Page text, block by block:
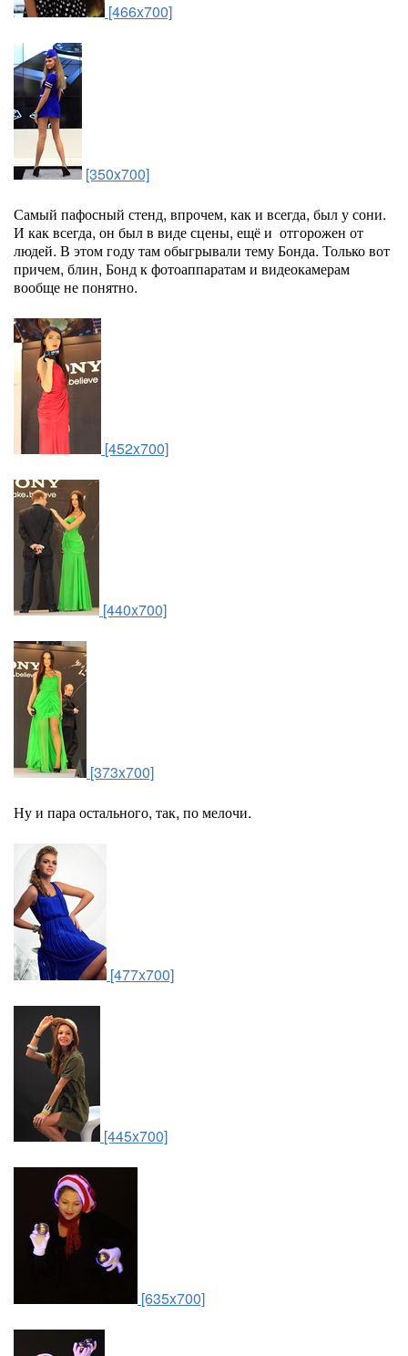
[466x700]
[350x700]
Самый пафосный стенд, впрочем, как и всегда, был у сони.
И как всегда, он был в виде сцены, ещё и отгорожен от
людей. В этом году там обыгрывали тему Бонда. Только вот
причем, блин, Бонд к фотоаппаратам и видеокамерам
вообще не понятно.
[452x700]
[440x700]
[373x700]
Ну и пара остального, так, по мелочи.
[477x700]
[445x700]
[635x700]